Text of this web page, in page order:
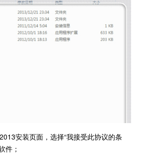
安装页面，选择“我接受此协议的条
件；